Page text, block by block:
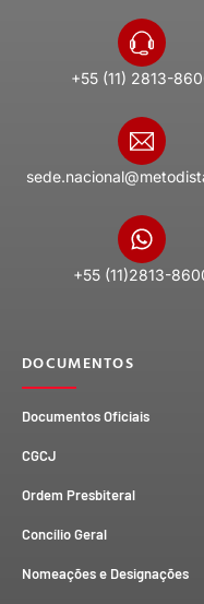
+55 (11) 2813-
+55 (11)2813-
DOCUMENTOS
Documentos Oficiais
CGCJ
Ordem Presbiteral
Concílio Geral
Nomeações e Designações